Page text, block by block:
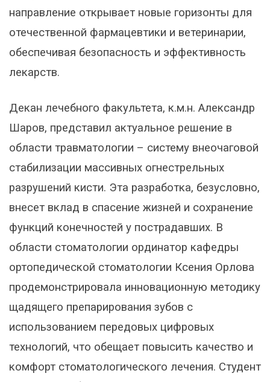
направление открывает новые горизонты для
отечественной фармацевтики и ветеринарии,
обеспечивая безопасность и эффективность
лекарств.
Декан лечебного факультета, к.м.н. Александр
Шаров, представил актуальное решение в
области травматологии – систему внеочаговой
стабилизации массивных огнестрельных
разрушений кисти. Эта разработка, безусловно,
внесет вклад в спасение жизней и сохранение
функций конечностей у пострадавших. В
области стоматологии ординатор кафедры
ортопедической стоматологии Ксения Орлова
продемонстрировала инновационную методику
щадящего препарирования зубов с
использованием передовых цифровых
технологий, что обещает повысить качество и
комфорт стоматологического лечения. Студент